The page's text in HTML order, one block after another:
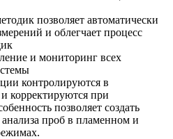
позволяет автоматически
и облегчает процесс
и мониторинг всех
контролируются в
корректируются при
позволяет создать
проб в пламенном и